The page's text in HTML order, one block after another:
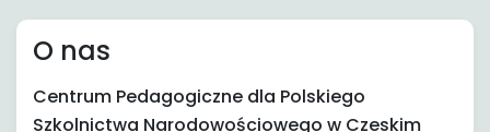
O nas
Centrum Pedagogiczne dla Polskiego
Szkolnictwa Narodowościowego w Czeskim